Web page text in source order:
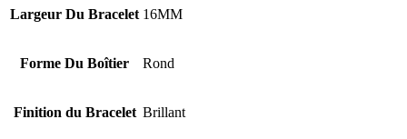
Largeur Du Bracelet 16MM
Forme Du Boîtier Rond
Finition du Bracelet Brillant